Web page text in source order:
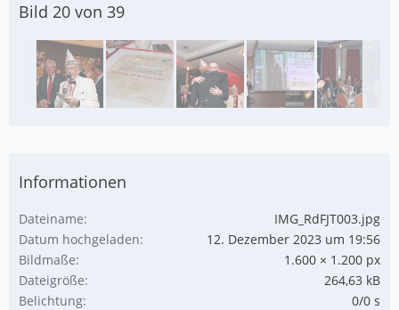
Bild 20 von 39
Informationen
Dateiname
IMG_RdFJT003.jpg
Datum hochgeladen
12. Dezember 2023 um 19:56
Bildmaße
1.600 × 1.200 px
Dateigröße
264,63 kB
Belichtung
0/0 s